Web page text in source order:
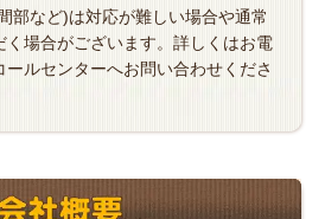
部など)は対応が難しい場合や通常
く場合がございます。詳しくはお電
ルセンターへお問い合わせくださ